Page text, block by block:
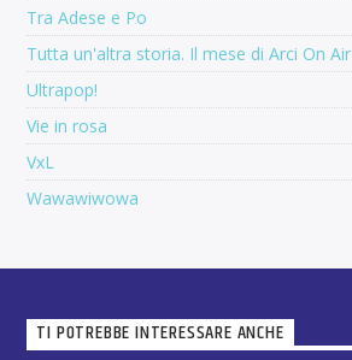
Tra Adese e Po
Tutta un'altra storia. Il mese di Arci On Air
Ultrapop!
Vie in rosa
VxL
Wawawiwowa
TI POTREBBE INTERESSARE ANCHE